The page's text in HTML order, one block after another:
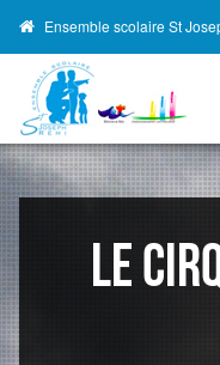
Ensemble scolaire St
Le